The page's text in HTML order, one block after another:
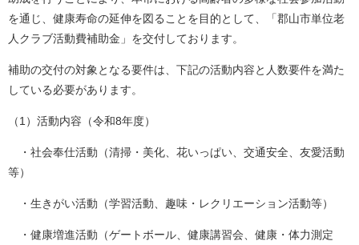
を通じ、健康寿命の延伸を図ることを目的として、「郡山市単位老
人クラブ活動費補助金」を交付しております。
補助の交付の対象となる要件は、下記の活動内容と人数要件を満た
している必要があります。
（1）活動内容（令和8年度）
・社会奉仕活動（清掃・美化、花いっぱい、交通安全、友愛活動
等）
・生きがい活動（学習活動、趣味・レクリエーション活動等）
・健康増進活動（ゲートボール、健康講習会、健康・体力測定